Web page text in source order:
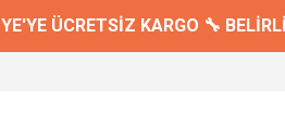
ÜCRETSİZ KARGO 🔧